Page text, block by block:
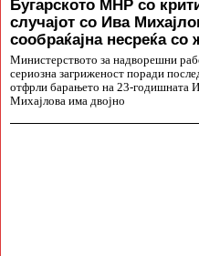
Бугарското МНР со
случајот со Ива
сообраќајна несреќа со
Министерството за надворешни
сериозна загриженост поради
отфрли барањето на 23-годишната
Михајлова има двојно